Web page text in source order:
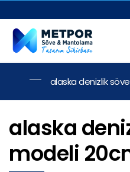
alaska denizlik
alaska
modeli